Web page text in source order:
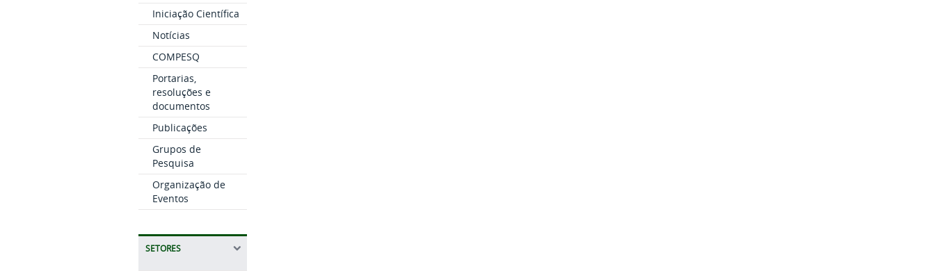
Iniciação Científica
Notícias
COMPESQ
Portarias,
resoluções e
documentos
Publicações
Grupos de
Pesquisa
Organização de
Eventos
SETORES